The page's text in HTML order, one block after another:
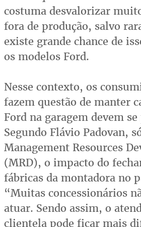
costuma desvalorizar
fora de produção, salvo
existe grande chance de
os modelos Ford.
Nesse contexto, os
fazem questão de manter
Ford na garagem devem
Segundo Flávio Padovan,
Management Resources
(MRD), o impacto do
fábricas da montadora no
“Muitas concessionários
atuar. Sendo assim, o
clientela pode ficar mais